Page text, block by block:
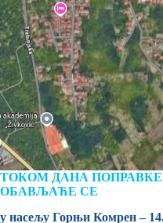
ТОКОМ ДАНА
ОБАВЉАЋЕ СЕ
у насељу Горњи Комрен –